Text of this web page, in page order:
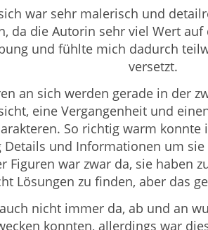
war sehr malerisch und
da die Autorin sehr viel Wert
und fühlte mich dadurch
versetzt.
an sich werden gerade in der
eine Vergangenheit und
So richtig warm
Details und Informationen um
Figuren war zwar da, sie haben
Lösungen zu finden, aber das
nicht immer da, ab und an
konnten, allerdings war